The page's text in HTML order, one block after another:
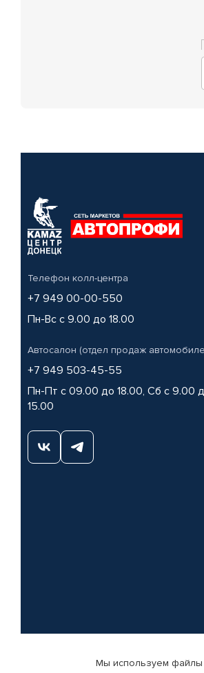
Телефон колл-центра
+7 949 00-00-550
Пн-Вс с 9.00 до 18.00
Автосалон (отдел продаж
+7 949 503-45-55
Пн-Пт с 09.00 до 18.00, Сб с 9.00
15.00
© КАМАЗ ЦЕНТР ДОНЕЦК, 2015-2026. Все
Мы используем файлы